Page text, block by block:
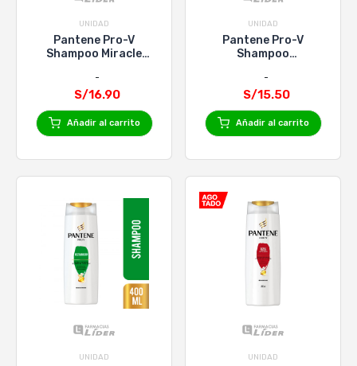
UNIDAD
Pantene Pro-V
Shampoo Miracle
270Ml
S/16.90
Añadir al carrito
UNIDAD
Pantene Pro-V
Shampoo
S/15.50
Añadir al carrito
UNIDAD UNIDAD